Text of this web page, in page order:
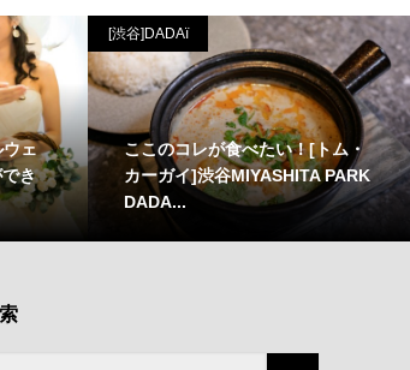
ェ
き
[渋谷]DADAï
ここのコレが食べたい！[トム・
カーガイ]渋谷MIYASHITA PARK
DADA...